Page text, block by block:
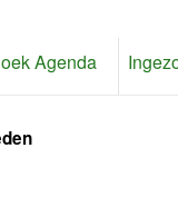
Agenda